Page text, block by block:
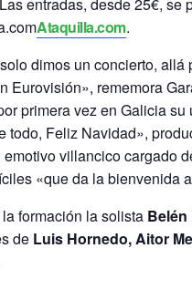
Ataquilla.com.
dimos un concierto, allá
Eurovisión», rememora
primera vez en Galicia su
todo, Feliz Navidad»,
emotivo villancico cargado
«que da la bienvenida
formación la solista Belén
de Luis Hornedo, Aitor